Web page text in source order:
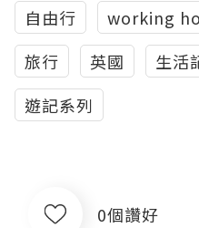
自由行
working
旅行
英國 生活
遊記系列
0個讚好